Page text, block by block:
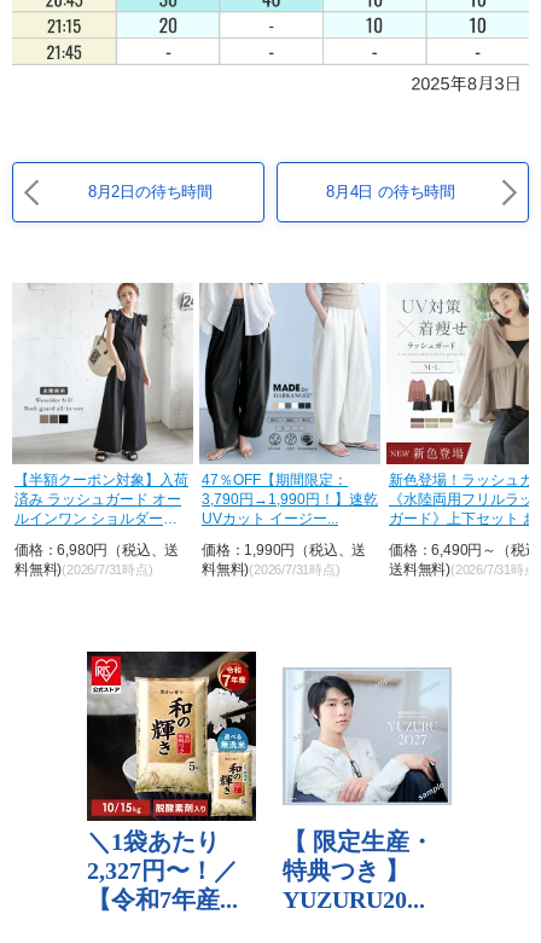
8月2日の待ち時間 8月4日 の待ち時間
【半額クーポン対象】入荷
済み ラッシュガード オー
ルインワン ショルダーフ
価格：6,980円（税込、送
料無料)(2026/7/31時点)
47％OFF【期間限定：
3,790円→1,990円！】速乾
UVカット イージー...
価格：1,990円（税込、送
料無料)(2026/7/31時点)
新色登場！ラッシュガ
《水陸両用フリルラッ
ガード》上下セット お
価格：6,490円～（税
送料無料)(2026/7/31時点)